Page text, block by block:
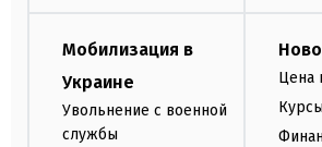
Мобилизация в
Украине
Увольнение с военной
службы
Цена